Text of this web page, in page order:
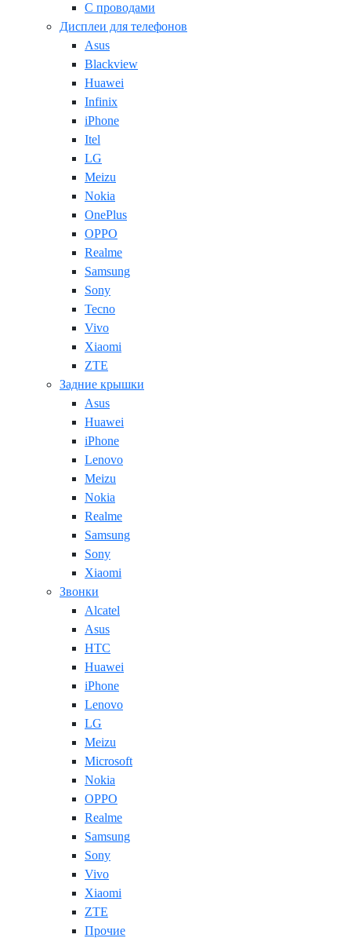
С проводами
Дисплеи для телефонов
Asus
Blackview
Huawei
Infinix
iPhone
Itel
LG
Meizu
Nokia
OnePlus
OPPO
Realme
Samsung
Sony
Tecno
Vivo
Xiaomi
ZTE
Задние крышки
Asus
Huawei
iPhone
Lenovo
Meizu
Nokia
Realme
Samsung
Sony
Xiaomi
Звонки
Alcatel
Asus
HTC
Huawei
iPhone
Lenovo
LG
Meizu
Microsoft
Nokia
OPPO
Realme
Samsung
Sony
Vivo
Xiaomi
ZTE
Прочие